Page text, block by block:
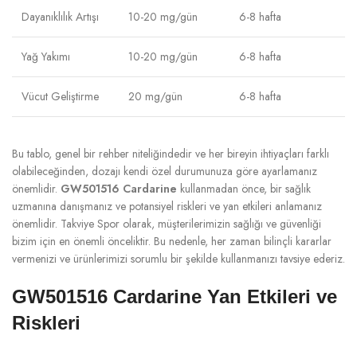
Dayanıklılık Artışı 10-20 mg/gün 6-8 hafta
Yağ Yakımı 10-20 mg/gün 6-8 hafta
Vücut Geliştirme 20 mg/gün 6-8 hafta
Bu tablo, genel bir rehber niteliğindedir ve her bireyin ihtiyaçları farklı
olabileceğinden, dozajı kendi özel durumunuza göre ayarlamanız
önemlidir. GW501516 Cardarine kullanmadan önce, bir sağlık
uzmanına danışmanız ve potansiyel riskleri ve yan etkileri anlamanız
önemlidir. Takviye Spor olarak, müşterilerimizin sağlığı ve güvenliği
bizim için en önemli önceliktir. Bu nedenle, her zaman bilinçli kararlar
vermenizi ve ürünlerimizi sorumlu bir şekilde kullanmanızı tavsiye ederiz.
GW501516 Cardarine Yan Etkileri ve
Riskleri